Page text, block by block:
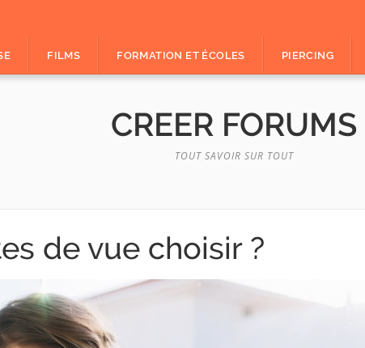
FILMS FORMATION ET ÉCOLES PIERCING
CREER FORUMS
TOUT SAVOIR SUR TOUT
de vue choisir ?